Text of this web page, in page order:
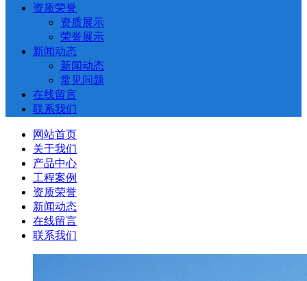
资质荣誉
资质展示
荣誉展示
新闻动态
新闻动态
常见问题
在线留言
联系我们
网站首页
关于我们
产品中心
工程案例
资质荣誉
新闻动态
在线留言
联系我们